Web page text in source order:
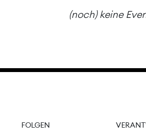
(noch) keine
FOLGEN